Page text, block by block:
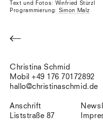
Text und Fotos: Winfried Stürzl
Programmierung: Simon Malz
<
Christina Schmid
Mobil +49 176 70172892
hallo@christinaschmid.de
Anschrift
Liststraße 87